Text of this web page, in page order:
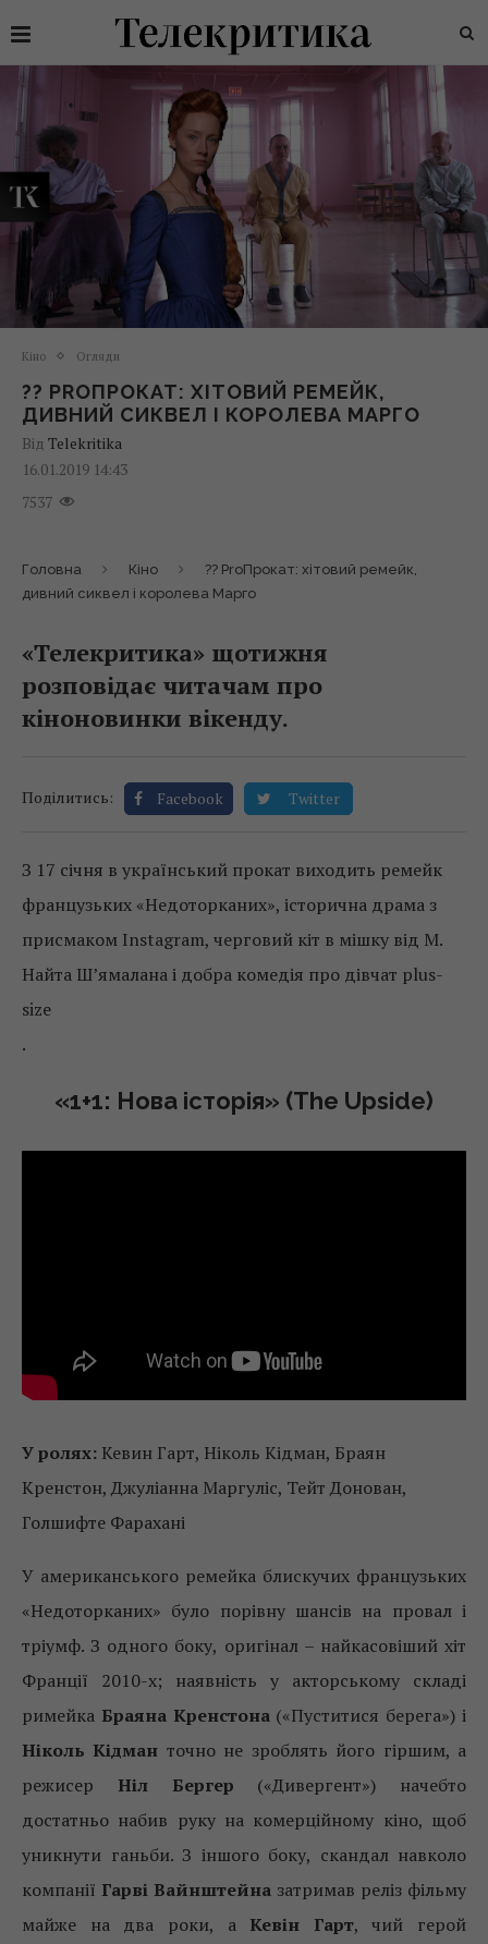
Кіно Огляди
?? PROПРОКАТ: ХІТОВИЙ РЕМЕЙК,
ДИВНИЙ СИКВЕЛ І КОРОЛЕВА МАРГО
Від Telekritika
16.01.2019 14:43
7537
Головна Кіно
?? ProПрокат: хітовий ремейк,
дивний сиквел і королева Марго
«Телекритика» щотижня
розповідає читачам про
кіноновинки вікенду.
Поділитись: Facebook Twitter
З 17 січня в український прокат виходить ремейк
французьких «Недоторканих», історична драма з
присмаком Instagram, черговий кіт в мішку від М.
Найта Ш’ямалана і добра комедія про дівчат plus-
size
.
«1+1: Нова історія» (The Upside)
У ролях: Кевин Гарт, Ніколь Кідман, Браян
Кренстон, Джуліанна Маргуліс, Тейт Донован,
Голшифте Фарахані
У американського ремейка блискучих французьких
«Недоторканих» було порівну шансів на провал і
тріумф. З одного боку, оригінал – найкасовіший хіт
Франції 2010-х; наявність у акторському складі
римейка Браяна Кренстона(«Пуститися берега») і
Ніколь Кідман точно не зроблять його гіршим, а
режисер Ніл Бергер («Дивергент») начебто
достатньо набив руку на комерційному кіно, щоб
уникнути ганьби. З іншого боку, скандал навколо
компанії Гарві Вайнштейна затримав реліз фільму
майже на два роки, а Кевін Гарт, чий герой